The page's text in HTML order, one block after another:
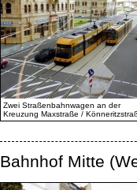
Zwei Straßenbahnwagen an der
Kreuzung Maxstraße /
Bahnhof Mitte